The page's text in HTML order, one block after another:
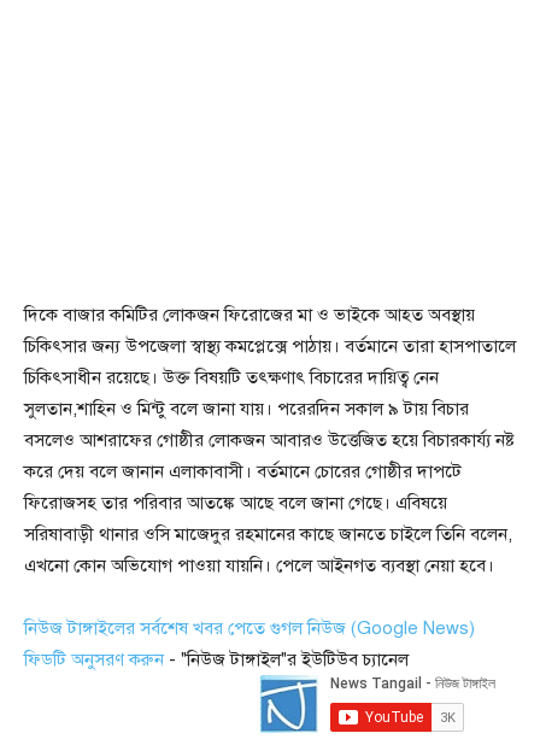
দিকে বাজার কমিটির লোকজন ফিরোজের মা ও ভাইকে আহত অবস্থায়
চিকিৎসার জন্য উপজেলা স্বাস্থ্য কমপ্লেক্সে পাঠায়। বর্তমানে তারা হাসপাতালে
চিকিৎসাধীন রয়েছে। উক্ত বিষয়টি তৎক্ষণাৎ বিচারের দায়িত্ব নেন
সুলতান,শাহিন ও মিন্টু বলে জানা যায়। পরেরদিন সকাল ৯ টায় বিচার
বসলেও আশরাফের গোষ্ঠীর লোকজন আবারও উত্তেজিত হয়ে বিচারকার্য্য নষ্ট
করে দেয় বলে জানান এলাকাবাসী। বর্তমানে চোরের গোষ্ঠীর দাপটে
ফিরোজসহ তার পরিবার আতঙ্কে আছে বলে জানা গেছে। এবিষয়ে
সরিষাবাড়ী থানার ওসি মাজেদুর রহমানের কাছে জানতে চাইলে তিনি বলেন,
এখনো কোন অভিযোগ পাওয়া যায়নি। পেলে আইনগত ব্যবস্থা নেয়া হবে।
নিউজ টাঙ্গাইলের সর্বশেষ খবর পেতে গুগল নিউজ (Google News)
ফিডটি অনুসরণ করুন - "নিউজ টাঙ্গাইল"র ইউটিউব চ্যানেল